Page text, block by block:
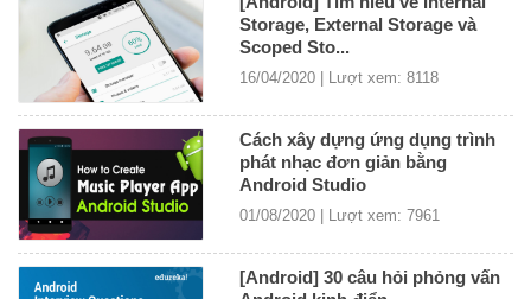
Storage, External Storage và
Scoped Sto...
16/04/2020 | Lượt xem: 8118
Cách xây dựng ứng dụng trình
phát nhạc đơn giản bằng
Android Studio
01/08/2020 | Lượt xem: 7961
[Android] 30 câu hỏi phỏng vấn